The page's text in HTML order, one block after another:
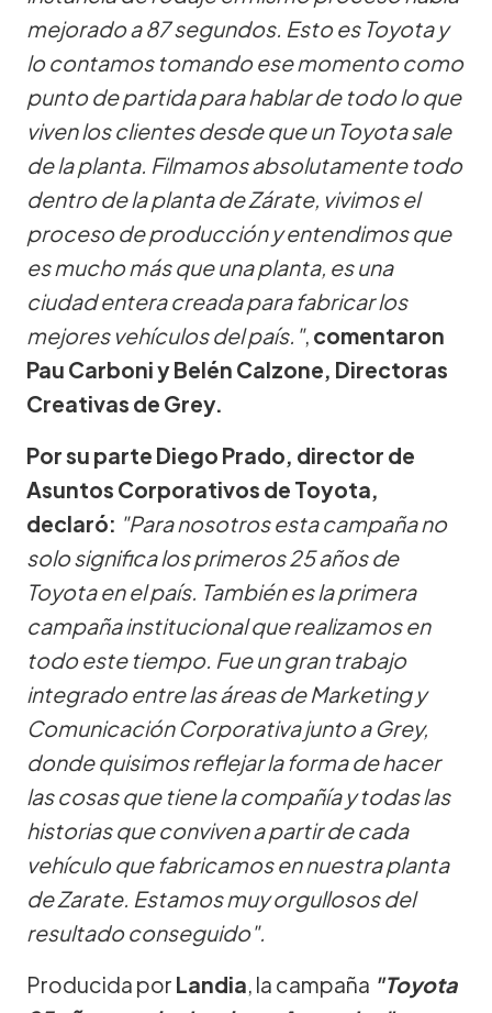
mejorado a 87 segundos. Esto es Toyota y
lo contamos tomando ese momento como
punto de partida para hablar de todo lo que
viven los clientes desde que un Toyota sale
de la planta. Filmamos absolutamente todo
dentro de la planta de Zárate, vivimos el
proceso de producción y entendimos que
es mucho más que una planta, es una
ciudad entera creada para fabricar los
mejores vehículos del país.", comentaron
Pau Carboni y Belén Calzone, Directoras
Creativas de Grey.
Por su parte Diego Prado, director de
Asuntos Corporativos de Toyota,
declaró: "Para nosotros esta campaña no
solo significa los primeros 25 años de
Toyota en el país. También es la primera
campaña institucional que realizamos en
todo este tiempo. Fue un gran trabajo
integrado entre las áreas de Marketing y
Comunicación Corporativa junto a Grey,
donde quisimos reflejar la forma de hacer
las cosas que tiene la compañía y todas las
historias que conviven a partir de cada
vehículo que fabricamos en nuestra planta
de Zarate. Estamos muy orgullosos del
resultado conseguido".
Producida por Landia, la campaña "Toyota